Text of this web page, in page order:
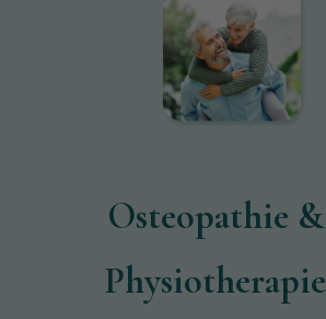
Osteopathie &
Physiotherapie